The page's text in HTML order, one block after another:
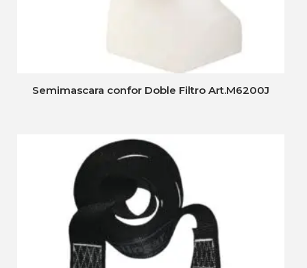
Semimascara confor Doble Filtro Art.M6200J